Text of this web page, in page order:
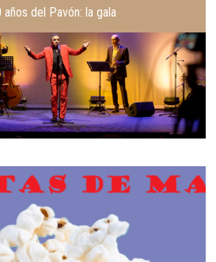
años del Pavón: la gala